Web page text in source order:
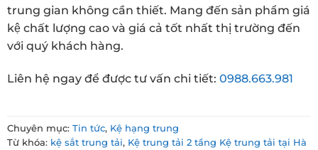
trung gian không cần thiết. Mang đến sản phẩm giá
kệ chất lượng cao và giá cả tốt nhất thị trường đến
với quý khách hàng.
Liên hệ ngay để được tư vấn chi tiết: 0988.663.981
Chuyên mục: Tin tức, Kệ hạng trung
Từ khóa: kệ sắt trung tải, Kệ trung tải 2 tầng Kệ trung tải tại Hà